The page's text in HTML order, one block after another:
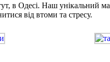
в Одесі. Наш унікальний
від втоми та стресу.